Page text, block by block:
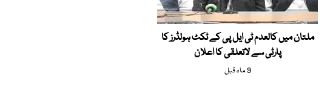
ملتان میں کالعدم ٹی ایل پی کے ٹکٹ ہولڈرز کا
پارٹی سے لاتعلقی کا اعلان
9 ماہ قبل